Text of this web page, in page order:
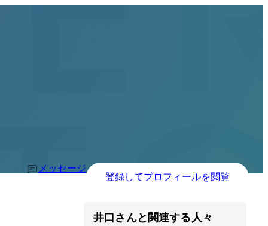
メッセージ
登録してプロフィールを閲覧
井口さんと関連する人々